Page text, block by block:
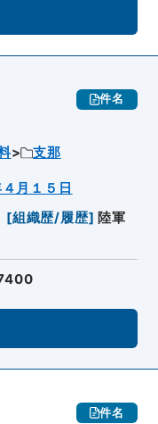
件名
支那
月１５日
[組織歴/履歴] 陸軍
件名